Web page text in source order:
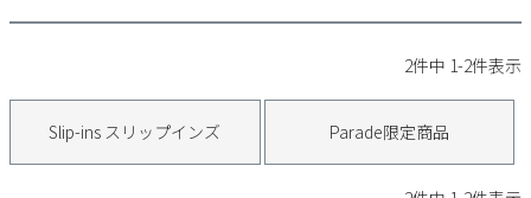
すべての商品
キッズ
2件中 1-2件表示
Slip-ins スリップインズ Parade限定商品